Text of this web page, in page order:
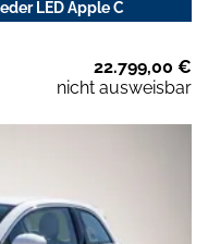
LED Apple C
22.799,00 €
nicht ausweisbar